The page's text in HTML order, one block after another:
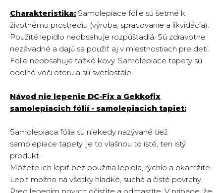
Charakteristika: Samolepiace fólie sú šetrné k
životnému prostrediu (výroba, spracovanie a likvidácia).
Použité lepidlo neobsahuje rozpúšťadlá. Sú zdravotne
nezávadné a dajú sa použiť aj v miestnostiach pre deti.
Folie neobsahuje ťažké kovy. Samolepiace tapety sú
odolné voči oteru a sú svetlostále.
Návod nie lepenie DC-Fix a Gekkofix
samolepiacich fólií - samolepiacich tapiet:
Samolepiaca fólia sú niekedy nazývané tiež
samolepiace tapety, je to vlašnou to isté, ten istý
produkt.
Môžete ich lepiť bez použitia lepidla, rýchlo a okamžite.
Lepiť možno na všetky hladké, suchá a čisté povrchy.